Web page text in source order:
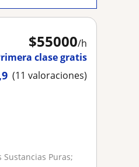
$55000/h
clase gratis
(11 valoraciones)
Sustancias Puras;